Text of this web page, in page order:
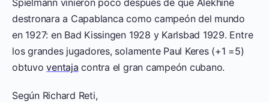
destronara a Capablanca como campeón del mundo
en 1927: en Bad Kissingen 1928 y Karlsbad 1929. Entre
los grandes jugadores, solamente Paul Keres (+1 =5)
obtuvoventaja contra el gran campeón cubano.
Según Richard Reti,